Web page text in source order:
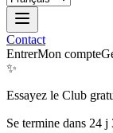
Contact
EntrerMon compte
✨
Essayez le Club
Se termine dans 24 j